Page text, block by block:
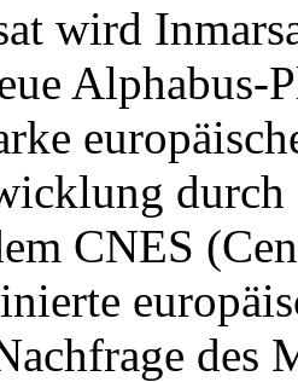
wird
Alphabus-
durch
CNES
des